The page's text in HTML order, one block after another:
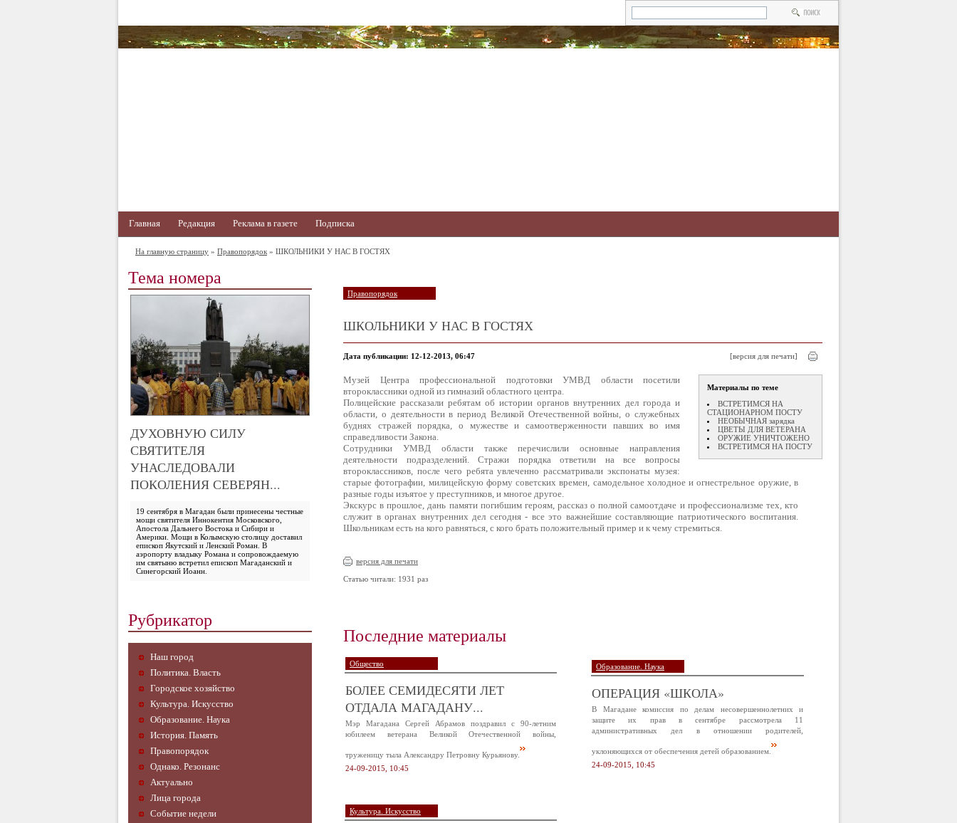
Главная Редакция Реклама в газете Подписка
На главную страницу » Правопорядок » ШКОЛЬНИКИ У НАС В ГОСТЯХ
Тема номера
ДУХОВНУЮ СИЛУ
СВЯТИТЕЛЯ
УНАСЛЕДОВАЛИ
ПОКОЛЕНИЯ СЕВЕРЯН...
19 сентября в Магадан были принесены честные
мощи святителя Иннокентия Московского,
Апостола Дальнего Востока и Сибири и
Америки. Мощи в Колымскую столицу доставил
епископ Якутский и Ленский Роман. В
аэропорту владыку Романа и сопровождаемую
им святыню встретил епископ Магаданский и
Синегорский Иоанн.
Рубрикатор
Наш город
Политика. Власть
Городское хозяйство
Культура. Искусство
Образование. Наука
История. Память
Правопорядок
Однако. Резонанс
Актуально
Лица города
Событие недели
Правопорядок
ШКОЛЬНИКИ У НАС В ГОСТЯХ
Дата публикации: 12-12-2013, 06:47 [версия для печати]
Материалы по теме
ВСТРЕТИМСЯ НА
СТАЦИОНАРНОМ ПОСТУ
НЕОБЫЧНАЯ зарядка
ЦВЕТЫ ДЛЯ ВЕТЕРАНА
ОРУЖИЕ УНИЧТОЖЕНО
ВСТРЕТИМСЯ НА ПОСТУ
Музей Центра профессиональной подготовки УМВД области посетили
второклассники одной из гимназий областного центра.
Полицейские рассказали ребятам об истории органов внутренних дел города и
области, о деятельности в период Великой Отечественной войны, о служебных
буднях стражей порядка, о мужестве и самоотверженности павших во имя
справедливости Закона.
Сотрудники УМВД области также перечислили основные направления
деятельности подразделений. Стражи порядка ответили на все вопросы
второклассников, после чего ребята увлеченно рассматривали экспонаты музея:
старые фотографии, милицейскую форму советских времен, самодельное холодное и огнестрельное оружие, в
разные годы изъятое у преступников, и многое другое.
Экскурс в прошлое, дань памяти погибшим героям, рассказ о полной самоотдаче и профессионализме тех, кто
служит в органах внутренних дел сегодня - все это важнейшие составляющие патриотического воспитания.
Школьникам есть на кого равняться, с кого брать положительный пример и к чему стремиться.
версия для печати
Статью читали: 1931 раз
Последние материалы
Общество
БОЛЕЕ СЕМИДЕСЯТИ ЛЕТ
ОТДАЛА МАГАДАНУ...
Мэр Магадана Сергей Абрамов поздравил с 90-летним
юбилеем ветерана Великой Отечественной войны,
труженицу тыла Александру Петровну Курьянову.
24-09-2015, 10:45
Образование. Наука
ОПЕРАЦИЯ «ШКОЛА»
В Магадане комиссия по делам несовершеннолетних и
защите их прав в сентябре рассмотрела 11
административных дел в отношении родителей,
уклоняющихся от обеспечения детей образованием.
24-09-2015, 10:45
Культура. Искусство